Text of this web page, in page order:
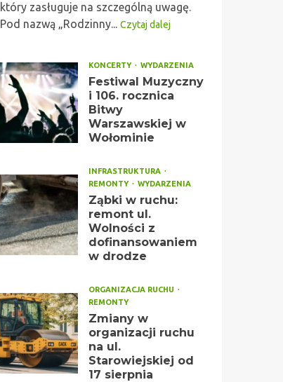
który zasługuje na szczególną uwagę.
Pod nazwą „Rodzinny... Czytaj dalej
KONCERTY WYDARZENIA
Festiwal Muzyczny
i 106. rocznica
Bitwy
Warszawskiej w
Wołominie
INFRASTRUKTURA
REMONTY
WYDARZENIA
Ząbki w ruchu:
remont ul.
Wolności z
dofinansowaniem
w drodze
ORGANIZACJA RUCHU
REMONTY
Zmiany w
organizacji ruchu
na ul.
Starowiejskiej od
17 sierpnia